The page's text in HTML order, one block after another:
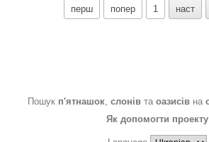
перш попер 1 наст
Пошук п'ятнашок, слонівта оазисівна
Як допомогти проекту